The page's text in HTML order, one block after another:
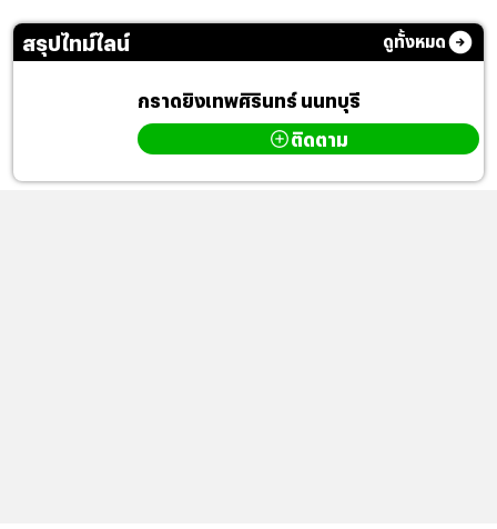
สรุปไทม์ไลน์ ดูทั้งหมด
กราดยิงเทพศิรินทร์ นนทบุรี
ติดตาม